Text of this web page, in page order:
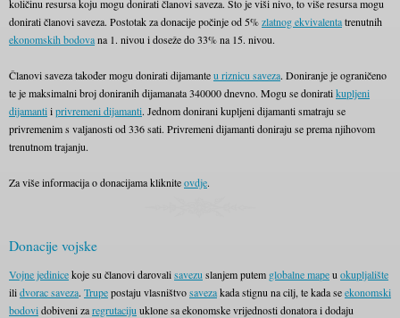
količinu resursa koju mogu donirati članovi saveza. Što je viši nivo, to više resursa mogu
donirati članovi saveza. Postotak za donacije počinje od 5%zlatnog ekvivalentatrenutnih
ekonomskih bodovana 1. nivou i doseže do 33% na 15. nivou.
Članovi saveza također mogu donirati dijamanteu riznicu saveza. Doniranje je ograničeno
te je maksimalni broj doniranih dijamanata 340000 dnevno. Mogu se doniratikupljeni
dijamantiiprivremeni dijamanti. Jednom donirani kupljeni dijamanti smatraju se
privremenim s valjanosti od 336 sati. Privremeni dijamanti doniraju se prema njihovom
trenutnom trajanju.
Za više informacija o donacijama klikniteovdje.
Donacije vojske
Vojne jedinicekoje su članovi darovalisavezu slanjem putem globalne mapeu okupljalište
ilidvorac saveza. Trupepostaju vlasništvosavezakada stignu na cilj, te kada seekonomski
bodovidobiveni zaregrutaciju uklone sa ekonomske vrijednosti donatora i dodaju